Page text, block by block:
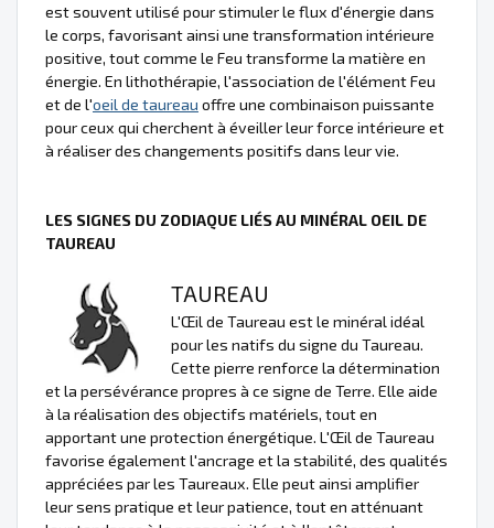
est souvent utilisé pour stimuler le flux d'énergie dans
le corps, favorisant ainsi une transformation intérieure
positive, tout comme le Feu transforme la matière en
énergie. En lithothérapie, l'association de l'élément Feu
et de l'oeil de taureau offre une combinaison puissante
pour ceux qui cherchent à éveiller leur force intérieure et
à réaliser des changements positifs dans leur vie.
LES SIGNES DU ZODIAQUE LIÉS AU MINÉRAL OEIL DE
TAUREAU
TAUREAU
L'Œil de Taureau est le minéral idéal
pour les natifs du signe du Taureau.
Cette pierre renforce la détermination
et la persévérance propres à ce signe de Terre. Elle aide
à la réalisation des objectifs matériels, tout en
apportant une protection énergétique. L'Œil de Taureau
favorise également l'ancrage et la stabilité, des qualités
appréciées par les Taureaux. Elle peut ainsi amplifier
leur sens pratique et leur patience, tout en atténuant